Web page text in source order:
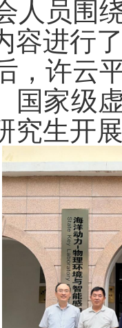
人员围
容进行
，许云
国家级
究生开